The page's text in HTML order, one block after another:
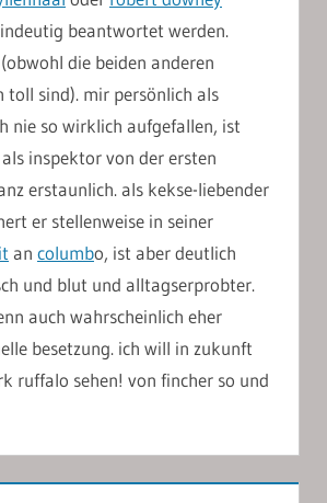
beantwortet werden.
die beiden anderen
toll sind). mir persönlich als
nie so wirklich aufgefallen, ist
inspektor von der ersten
erstaunlich. als kekse-liebender
er stellenweise in seiner
an columbo, ist aber deutlich
und blut und alltagserprobter.
auch wahrscheinlich eher
besetzung. ich will in zukunft
ruffalo sehen! von fincher so und